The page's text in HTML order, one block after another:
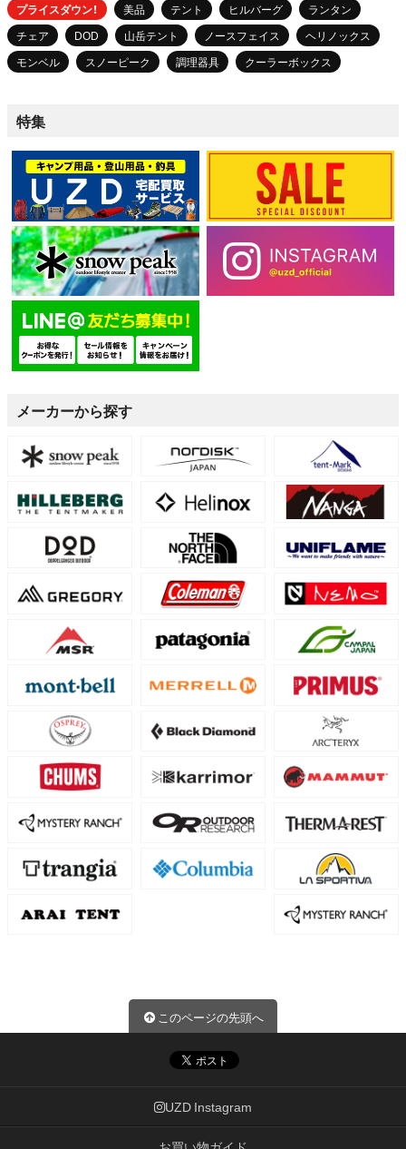
プライスダウン！ 美品 テント ヒルバーグ
ランタン
チェア
DOD 山岳テント ノースフェイス
ヘリノックス
モンベル
スノーピーク 調理器具 クーラーボックス
特集
メーカーから探す
このページの先頭へ
UZD Instagram